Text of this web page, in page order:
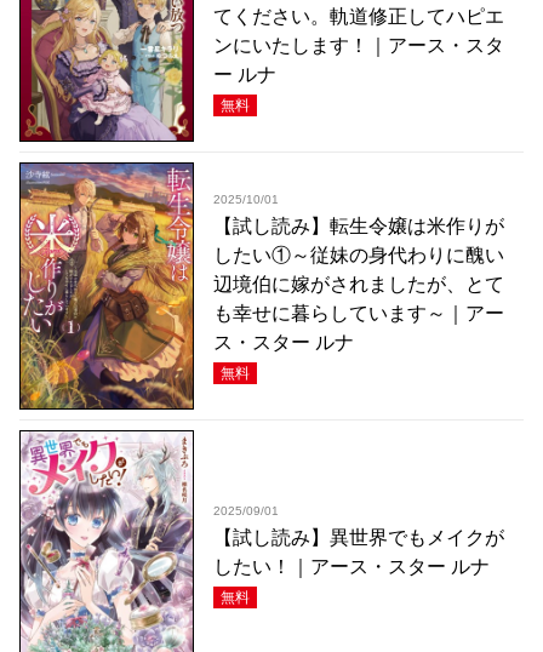
てください。軌道修正してハピエ
ンにいたします！｜アース・スタ
ー ルナ
無料
2025/10/01
【試し読み】転生令嬢は米作りが
したい①～従妹の身代わりに醜い
辺境伯に嫁がされましたが、とて
も幸せに暮らしています～｜アー
ス・スター ルナ
無料
2025/09/01
【試し読み】異世界でもメイクが
したい！｜アース・スター ルナ
無料